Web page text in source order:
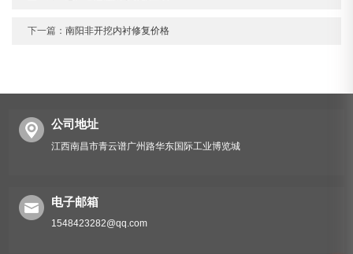
下一篇：南阳非开挖内衬修复价格
公司地址
江西南昌市青云谱广州路华东国际工业博览城
电子邮箱
1548423282@qq.com